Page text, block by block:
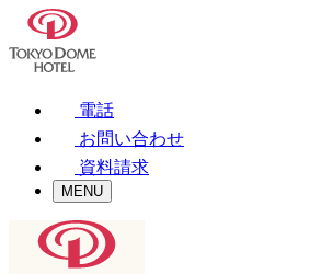
電話
お問い合わせ
資料請求
MENU